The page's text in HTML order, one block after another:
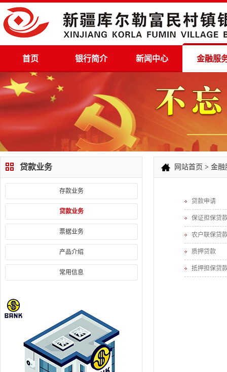
首页 银行简介 新闻中心 金融服
贷款业务
存款业务
贷款业务
票据业务
产品介绍
常用信息
网站首页 > 金融
贷款申请
保证担保贷
农户联保贷
质押贷款
抵押担保贷